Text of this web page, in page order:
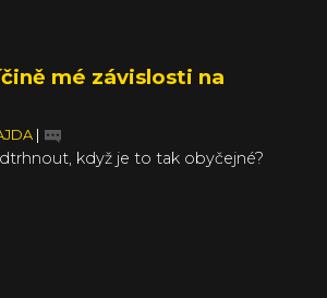
mé závislosti na
když je to tak obyčejné?